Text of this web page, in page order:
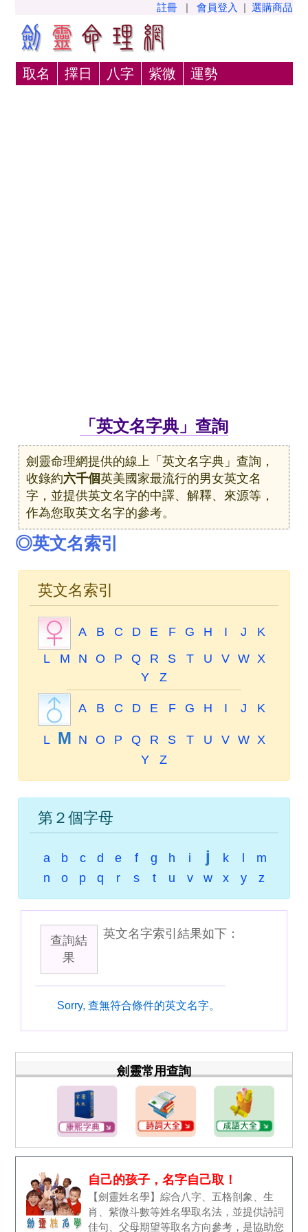
註冊 | 會員登入 | 選購商品
取名 擇日 八字 紫微 運勢
「英文名字典」查詢
劍靈命理網提供的線上「英文名字典」查詢，
收錄約六千個英美國家最流行的男女英文名
字，並提供英文名字的中譯、解釋、來源等，
作為您取英文名字的參考。
◎英文名索引
英文名索引
A B C D E F G H I J
K
L
M N O P Q R S T U V W X
Y
Z
A B C D E F G H I J K
L M N O P Q R S T U V W X
Y
Z
第２個字母
a b c d e f g h i j k
m
n
o p q r s t u v w x y z
查詢結
果
英文名字索引結果如下：
Sorry, 查無符合條件的英文名字。
劍靈常用查詢
自己的孩子，名字自己取！
【劍靈姓名學】綜合八字、五格剖象、生
肖、紫微斗數等姓名學取名法，並提供詩詞
佳句、父母期望等取名方向參考，是協助您